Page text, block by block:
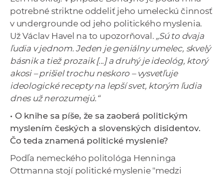
potrebné striktne oddeliť jeho umeleckú činnosť
v undergrounde od jeho politického myslenia.
Už Václav Havel na to upozorňoval. „Sú to dvaja
ľudia v jednom. Jeden je geniálny umelec, skvelý
básnik a tiež prozaik [...] a druhý je ideológ, ktorý
akosi – prišiel trochu neskoro – vysvetľuje
ideologické recepty na lepší svet, ktorým ľudia
dnes už nerozumejú.“
• O knihe sa píše, že sa zaoberá politickým
myslením českých a slovenských disidentov.
Čo teda znamená politické myslenie?
Podľa nemeckého politológa Henninga
Ottmanna stojí politické myslenie "medzi